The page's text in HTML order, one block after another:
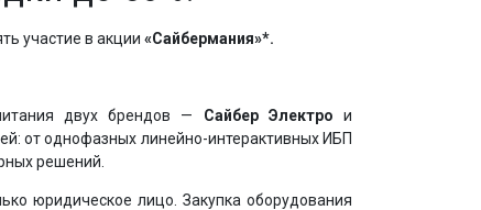
участие в акции «Сайбермания»*.
двух брендов — Сайбер Электро и
от однофазных линейно-интерактивных ИБП
решений.
юридическое лицо. Закупка оборудования